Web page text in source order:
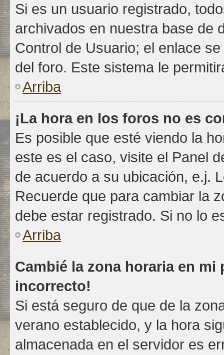
Si es un usuario registrado,
archivados en nuestra base de
Control de Usuario; el enlace
del foro. Este sistema le
Arriba
¡La hora en los foros no es
Es posible que esté viendo la
este es el caso, visite el Panel
de acuerdo a su ubicación, e.j.
Recuerde que para cambiar la
debe estar registrado. Si no lo
Arriba
Cambié la zona horaria en
incorrecto!
Si está seguro de que de la
verano establecido, y la hora
almacenada en el servidor es